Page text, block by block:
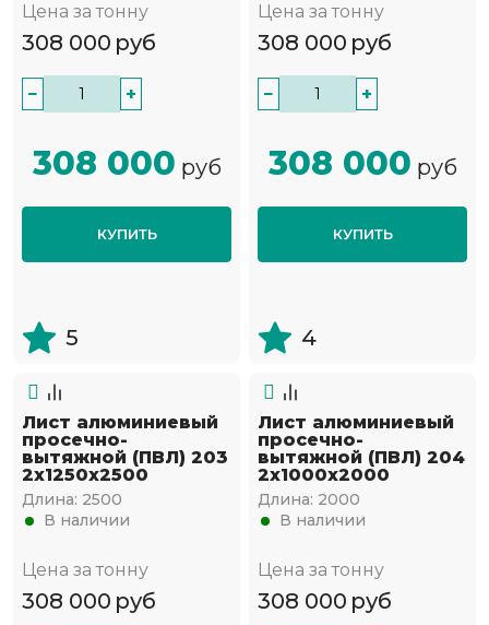
Цена за тонну
308 000 руб
− +
308 000 руб
КУПИТЬ
5
Цена за тонну
308 000 руб
− +
308 000 руб
КУПИТЬ
4
Лист алюминиевый
просечно-
вытяжной (ПВЛ) 203
2х1250х2500
Длина: 2500
В наличии
Цена за тонну
308 000 руб
Лист алюминиевый
просечно-
вытяжной (ПВЛ) 204
2х1000х2000
Длина: 2000
В наличии
Цена за тонну
308 000 руб